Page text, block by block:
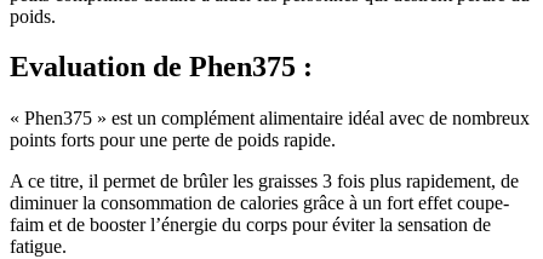
poids.
Evaluation de Phen375 :
« Phen375 » est un complément alimentaire idéal avec de nombreux
points forts pour une perte de poids rapide.
A ce titre, il permet de brûler les graisses 3 fois plus rapidement, de
diminuer la consommation de calories grâce à un fort effet coupe-
faim et de booster l’énergie du corps pour éviter la sensation de
fatigue.